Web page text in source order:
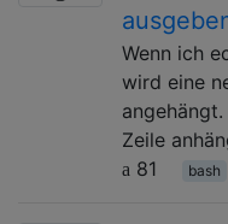
Wenn ich
wird eine
Zeile
81
bash